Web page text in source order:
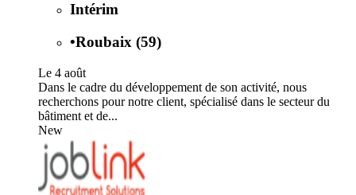
Intérim
•Roubaix (59)
Le 4 août
Dans le cadre du développement de son activité, nous
recherchons pour notre client, spécialisé dans le secteur du
bâtiment et de...
New